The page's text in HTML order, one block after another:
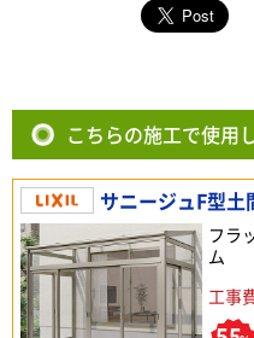
こちらの施工で使用
サニージュF型土
フラ
ム
工事